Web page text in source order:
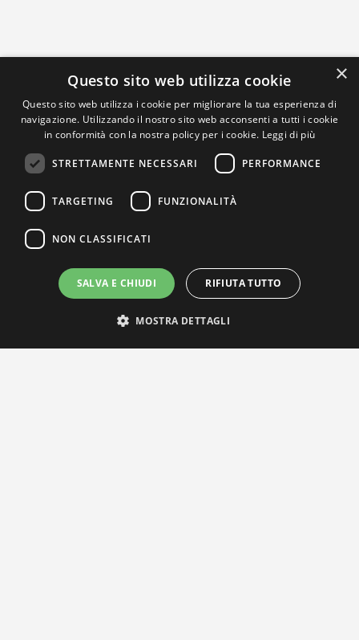
×
Questo sito web utilizza cookie
Questo sito web utilizza i cookie per migliorare la tua esperienza di
navigazione. Utilizzando il nostro sito web acconsenti a tutti i cookie
in conformità con la nostra policy per i cookie. Leggi di più
STRETTAMENTE NECESSARI PERFORMANCE
TARGETING FUNZIONALITÀ
NON CLASSIFICATI
SALVA E CHIUDI RIFIUTA TUTTO
MOSTRA DETTAGLI